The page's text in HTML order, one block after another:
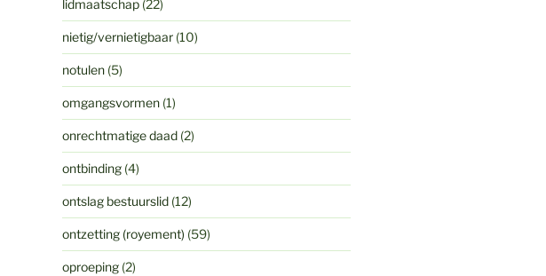
lidmaatschap(22)
nietig/vernietigbaar(10)
notulen(5)
omgangsvormen(1)
onrechtmatige daad(2)
ontbinding(4)
ontslag bestuurslid(12)
ontzetting (royement) (59)
oproeping(2)